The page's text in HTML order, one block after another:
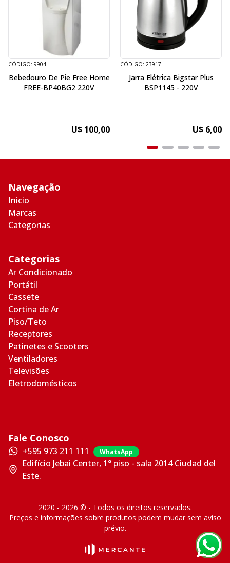
CÓDIGO: 9904
Bebedouro De Pie Free Home
FREE-BP40BG2 220V
U$ 100,00
CÓDIGO: 23917
Jarra Elétrica Bigstar Plus
BSP1145 - 220V
U$ 6,00
Navegação
Inicio
Marcas
Categorias
Categorias
Ar Condicionado
Portátil
Cassete
Cortina de Ar
Piso/Teto
Receptores
Patinetes e Scooters
Ventiladores
Televisões
Eletrodomésticos
Fale Conosco
+595 973 211 111 WhatsApp
Edifício Jebai Center, 1° piso - sala 2014 Ciudad del
Este.
2020 - 2026 © - Todos os direitos reservados.
Preços e informações sobre produtos podem mudar sem aviso
prévio.